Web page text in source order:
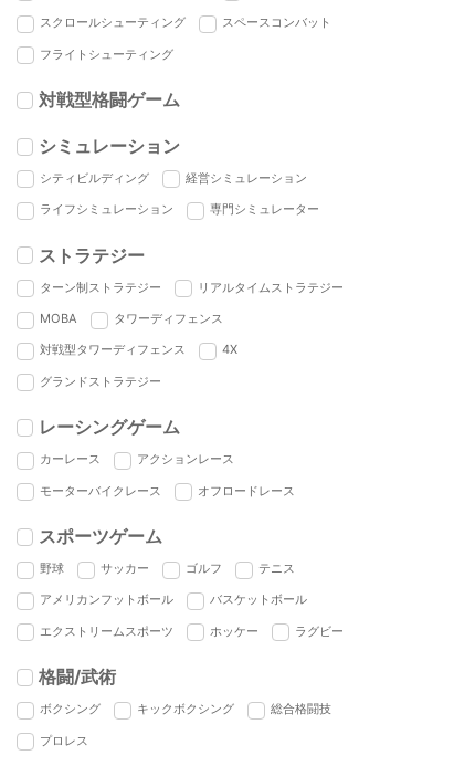
スクロールシューティング スペースコンバット
フライトシューティング
対戦型格闘ゲーム
シミュレーション
シティビルディング 経営シミュレーション
ライフシミュレーション 専門シミュレーター
ストラテジー
ターン制ストラテジー リアルタイムストラテジー
MOBA タワーディフェンス
対戦型タワーディフェンス 4X
グランドストラテジー
レーシングゲーム
カーレース アクションレース
モーターバイクレース オフロードレース
スポーツゲーム
野球 サッカー ゴルフ テニス
アメリカンフットボール バスケットボール
エクストリームスポーツ ホッケー ラグビー
格闘/武術
ボクシング キックボクシング 総合格闘技
プロレス